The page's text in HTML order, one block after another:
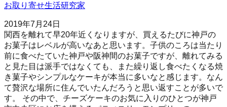
お取り寄せ生活研究家
2019年7月24日
関西を離れて早20年近くなりますが、買えるたびに神戸の
お菓子はレベルが高いなあと思います。子供のころは当たり
前に食べたていた神戸や阪神間のお菓子ですが、離れてみる
と見た目は派手ではなくても、また繰り返し食べたくなる焼
き菓子やシンプルなケーキが本当に多いなと感じます。なん
て贅沢な場所に住んでいたんだろうと思い返すことが多いで
す。 その中で、チーズケーキのお気に入りのひとつが神戸